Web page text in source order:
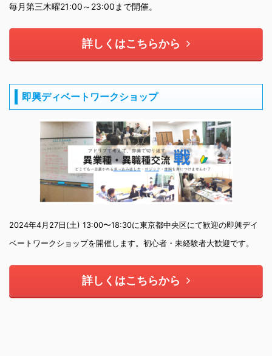
毎月第三木曜21:00～23:00まで開催。
詳しくはこちらから
即興ディベートワークショップ
2024年4月27日(土) 13:00〜18:30に東京都中央区にて歓迎の即興デイ
ベートワークショップを開催します。初心者・未経験者大歓迎です。
詳しくはこちらから